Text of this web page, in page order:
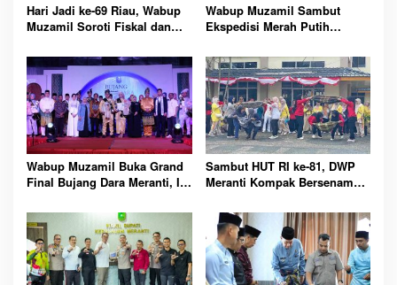
Hari Jadi ke-69 Riau, Wabup
Muzamil Soroti Fiskal dan
Pembangunan untuk
Masyarakat
Wabup Muzamil Sambut
Ekspedisi Merah Putih
Ditanam di Tanah Merah
Wabup Muzamil Buka Grand
Final Bujang Dara Meranti, Ini
Pentingnya
Sambut HUT RI ke-81, DWP
Meranti Kompak Bersenam